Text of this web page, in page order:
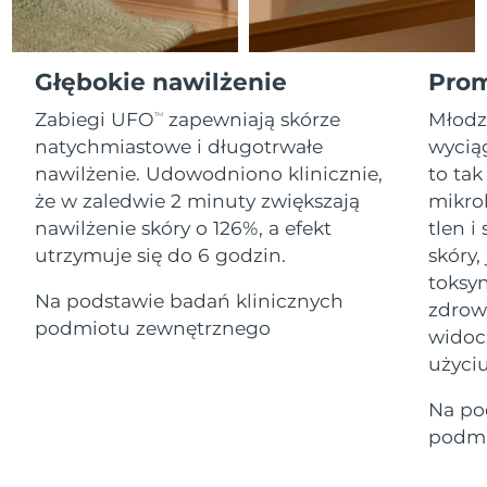
Głębokie nawilżenie
Zabiegi UFOTM
zapewniają skórze
natychmiastowe i długotrwałe
nawilżenie. Udowodniono klinicznie,
że w zaledwie 2 minuty zwiększają
nawilżenie skóry o 126%, a efekt
utrzymuje się do 6 godzin.
Na podstawie badań klinicznych
podmiotu zewnętrznego
to tak
tlen i
Na
All revitalizing eye massagers
Advanced pore care essentials
Serum
For healthy hair
issa™ Teeth Whitening Gel
18% PAP
Kosmetyki Mężczyźni
O NAS
Gibraltar
Grecja
8/8/26
SRA Hongkong
(Chiny)
Oczekiwany czas dostawy
8/9/26
Węgry
Oczekiwany czas dostawy
8/8/26
Oczekiwany czas dostawy
8/9/26
Indonezja
Oczekiwany czas dostawy
8/8/26